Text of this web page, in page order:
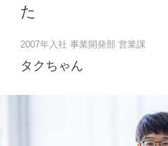
た
2007年入社 事業開発部 営業課
タクちゃん